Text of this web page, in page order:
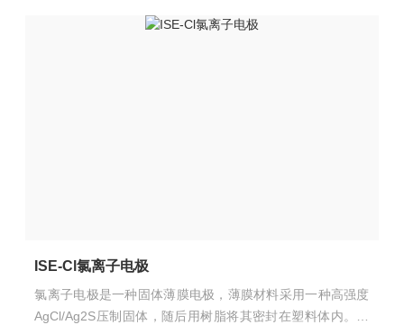
ISE-Cl氯离子电极
氯离子电极是一种固体薄膜电极，薄膜材料采用一种高强度
AgCl/Ag2S压制固体，随后用树脂将其密封在塑料体内。固